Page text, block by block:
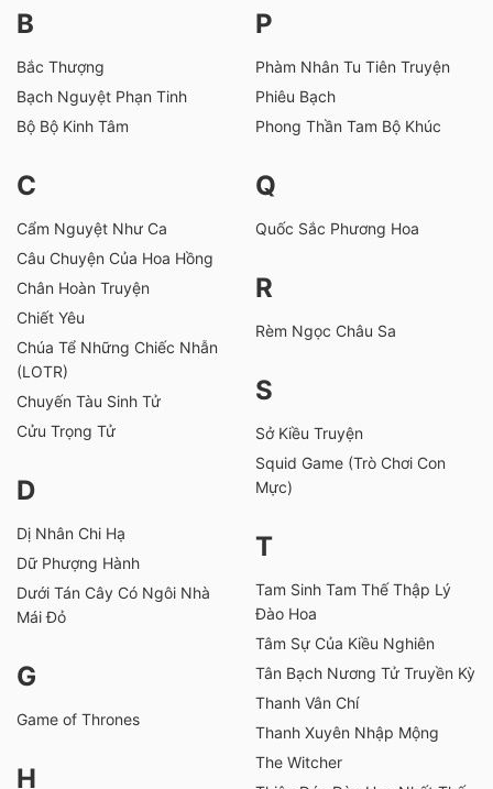
B
Bắc Thượng
Bạch Nguyệt Phạn Tinh
Bộ Bộ Kinh Tâm
C
Cẩm Nguyệt Như Ca
Câu Chuyện Của Hoa Hồng
Chân Hoàn Truyện
Chiết Yêu
Chúa Tể Những Chiếc Nhẫn
(LOTR)
Chuyến Tàu Sinh Tử
Cửu Trọng Tử
D
Dị Nhân Chi Hạ
Dữ Phượng Hành
Dưới Tán Cây Có Ngôi Nhà
Mái Đỏ
G
Game of Thrones
H
P
Phàm Nhân Tu Tiên Truyện
Phiêu Bạch
Phong Thần Tam Bộ Khúc
Q
Quốc Sắc Phương Hoa
R
Rèm Ngọc Châu Sa
S
Sở Kiều Truyện
Squid Game (Trò Chơi Con
Mực)
T
Tam Sinh Tam Thế Thập Lý
Đào Hoa
Tâm Sự Của Kiều Nghiên
Tân Bạch Nương Tử Truyền Kỳ
Thanh Vân Chí
Thanh Xuyên Nhập Mộng
The Witcher